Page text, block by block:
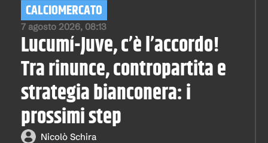
7 agosto 2026, 08:13
CALCIOMERCATO
Lucumí-Juve, c’è l’accordo!
Tra rinunce, contropartita e
strategia bianconera: i
prossimi step
Nicolò Schira